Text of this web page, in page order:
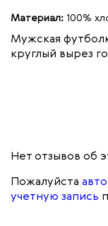
Материал: 100%
Мужская
круглый вырез
Нет отзывов об
Пожалуйста
учетную запись